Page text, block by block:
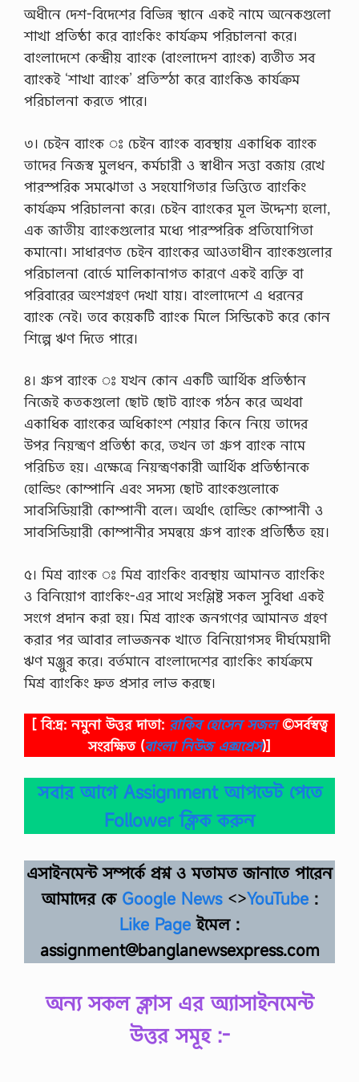
অধীনে দেশ-বিদেশের বিভিন্ন স্থানে একই নামে অনেকগুলো
শাখা প্রতিষ্ঠা করে ব্যাংকিং কার্যক্রম পরিচালনা করে।
বাংলাদেশে কেন্দ্রীয় ব্যাংক (বাংলাদেশ ব্যাংক) ব্যতীত সব
ব্যাংকই ‘শাখা ব্যাংক’ প্রতিস্ঠা করে ব্যাংকিঙ কার্যক্রম
পরিচালনা করতে পারে।
৩। চেইন ব্যাংক ঃ চেইন ব্যাংক ব্যবস্থায় একাধিক ব্যাংক
তাদের নিজস্ব মুলধন, কর্মচারী ও স্বাধীন সত্তা বজায় রেখে
পারস্পরিক সমঝোতা ও সহযোগিতার ভিত্তিতে ব্যাংকিং
কার্যক্রম পরিচালনা করে। চেইন ব্যাংকের মূল উদ্দেশ্য হলো,
এক জাতীয় ব্যাংকগুলোর মধ্যে পারস্পরিক প্রতিযোগিতা
কমানো। সাধারণত চেইন ব্যাংকের আওতাধীন ব্যাংকগুলোর
পরিচালনা বোর্ডে মালিকানাগত কারণে একই ব্যক্তি বা
পরিবারের অংশগ্রহণ দেখা যায়। বাংলাদেশে এ ধরনের
ব্যাংক নেই। তবে কয়েকটি ব্যাংক মিলে সিন্ডিকেট করে কোন
শিল্পে ঋণ দিতে পারে।
৪। গ্রুপ ব্যাংক ঃ যখন কোন একটি আর্থিক প্রতিষ্ঠান
নিজেই কতকগুলো ছোট ছোট ব্যাংক গঠন করে অথবা
একাধিক ব্যাংকের অধিকাংশ শেয়ার কিনে নিয়ে তাদের
উপর নিয়ন্ত্রণ প্রতিষ্ঠা করে, তখন তা গ্রুপ ব্যাংক নামে
পরিচিত হয়। এক্ষেত্রে নিয়ন্ত্রণকারী আর্থিক প্রতিষ্ঠানকে
হোল্ডিং কোম্পানি এবং সদস্য ছোট ব্যাংকগুলোকে
সাবসিডিয়ারী কোম্পানী বলে। অর্থাৎ হোল্ডিং কোম্পানী ও
সাবসিডিয়ারী কোম্পানীর সমন্বয়ে গ্রুপ ব্যাংক প্রতিষ্ঠিত হয়।
৫। মিশ্র ব্যাংক ঃ মিশ্র ব্যাংকিং ব্যবস্থায় আমানত ব্যাংকিং
ও বিনিয়োগ ব্যাংকিং-এর সাথে সংশ্লিষ্ট সকল সুবিধা একই
সংগে প্রদান করা হয়। মিশ্র ব্যাংক জনগণের আমানত গ্রহণ
করার পর আবার লাভজনক খাতে বিনিয়োগসহ দীর্ঘমেয়াদী
ঋণ মঞ্জুর করে। বর্তমানে বাংলাদেশের ব্যাংকিং কার্যক্রমে
মিশ্র ব্যাংকিং দ্রুত প্রসার লাভ করছে।
[ বি:দ্র: নমুনা উত্তর দাতা: রাকিব হোসেন সজল©সর্বস্বত্ব
সংরক্ষিত (বাংলা নিউজ এক্সপ্রেস)]
সবার আগে Assignment আপডেট পেতে
Follower ক্লিক করুন
এসাইনমেন্ট সম্পর্কে প্রশ্ন ও মতামত জানাতে পারেন
আমাদের কে Google News<>YouTube :
Like Page ইমেল :
assignment@banglanewsexpress.com
অন্য সকল ক্লাস এর অ্যাসাইনমেন্ট
উত্তর সমূহ :-